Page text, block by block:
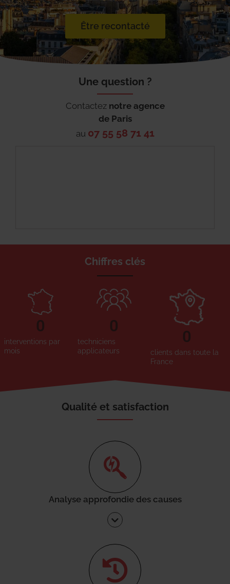
Être recontacté
Une question ?
Contactez notre agence
de Paris
au 07 55 58 71 41
Chiffres clés
interventions par
mois
0
techniciens
applicateurs
0
clients dans toute la
France
0
Qualité et satisfaction
Analyse approfondie des causes